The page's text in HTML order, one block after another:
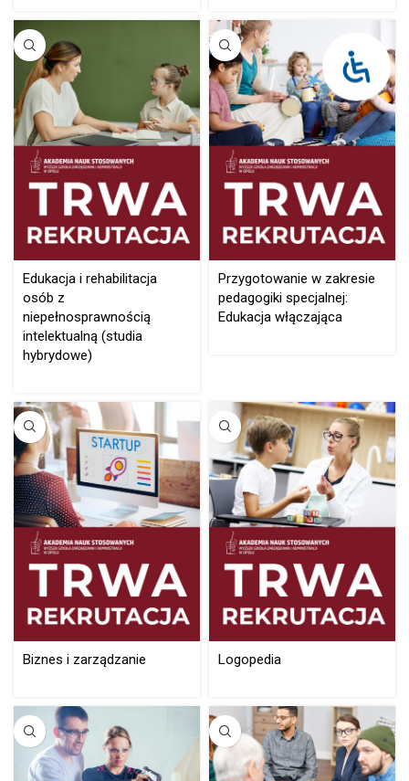
Edukacja i rehabilitacja
osób z
niepełnosprawnością
intelektualną (studia
hybrydowe)
Przygotowanie w zakresie
pedagogiki specjalnej:
Edukacja włączająca
Biznes i zarządzanie Logopedia